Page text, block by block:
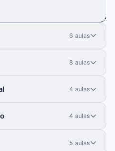
6 aulas
8 aulas
4 aulas
4 aulas
5 aulas